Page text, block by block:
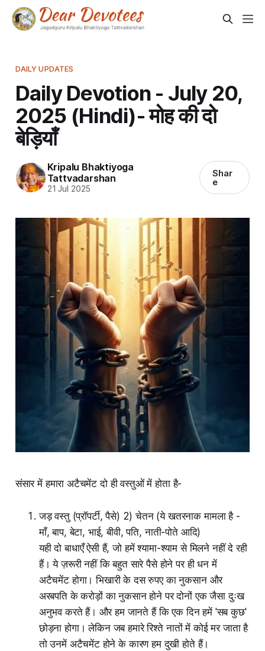
DAILY UPDATES
Daily Devotion - July 20,
2025 (Hindi)- मोह की दो
बेड़ियाँ
Kripalu Bhaktiyoga
Tattvadarshan
21 Jul 2025
Shar
e
संसार में हमारा अटैचमेंट दो ही वस्तुओं में होता है-
जड़ वस्तु (प्रॉपर्टी, पैसे) 2) चेतन (ये खतरनाक मामला है -
माँ, बाप, बेटा, भाई, बीवी, पति, नाती-पोते आदि)
यही दो बाधाएँ ऐसी हैं, जो हमें श्यामा-श्याम से मिलने नहीं दे रही
हैं। ये ज़रूरी नहीं कि बहुत सारे पैसे होने पर ही धन में
अटैचमेंट होगा। भिखारी के दस रुपए का नुकसान और
अरबपति के करोड़ों का नुकसान होने पर दोनों एक जैसा दुःख
अनुभव करते हैं। और हम जानते हैं कि एक दिन हमें 'सब कुछ'
छोड़ना होगा। लेकिन जब हमारे रिश्ते नातों में कोई मर जाता है
तो उनमें अटैचमेंट होने के कारण हम दुखी होते हैं।